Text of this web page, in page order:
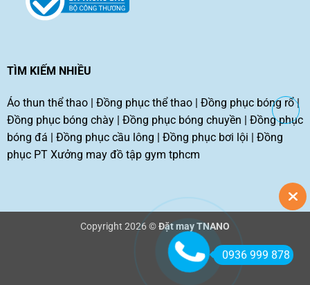
TÌM KIẾM NHIỀU
Áo thun thể thao| Đồng phục thể thao| Đồng phục bóng rổ|
Đồng phục bóng chày| Đồng phục bóng chuyền | Đồng phục
bóng đá | Đồng phục cầu lông | Đồng phục bơi lội | Đồng
phục PT Xưởng may đồ tập gym tphcm
Copyright 2026 ©Đặt may TNANO
0936 999 878